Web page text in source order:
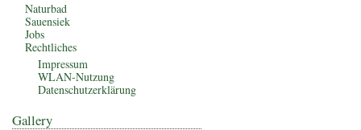
Naturbad
Sauensiek
Jobs
Rechtliches
Impressum
WLAN-Nutzung
Datenschutzerklärung
Gallery